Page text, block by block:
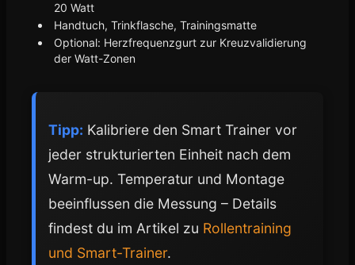
20 Watt
Handtuch, Trinkflasche, Trainingsmatte
Optional: Herzfrequenzgurt zur Kreuzvalidierung
der Watt-Zonen
Tipp: Kalibriere den Smart Trainer vor
jeder strukturierten Einheit nach dem
Warm-up. Temperatur und Montage
beeinflussen die Messung – Details
findest du im Artikel zu Rollentraining
und Smart-Trainer.